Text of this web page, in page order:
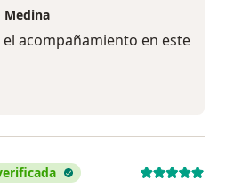
Medina
acompañamiento en este